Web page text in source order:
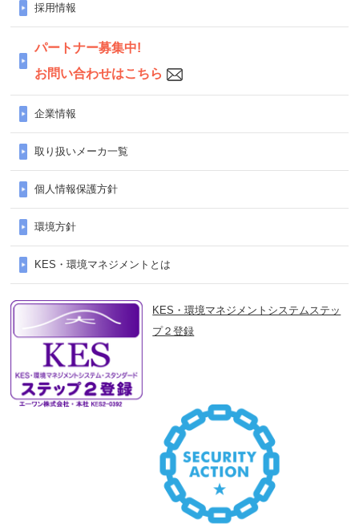
採用情報
パートナー募集中!
お問い合わせはこちら
企業情報
取り扱いメーカ一覧
個人情報保護方針
環境方針
KES・環境マネジメントとは
KES・環境マネジメントシステムステッ
プ２登録